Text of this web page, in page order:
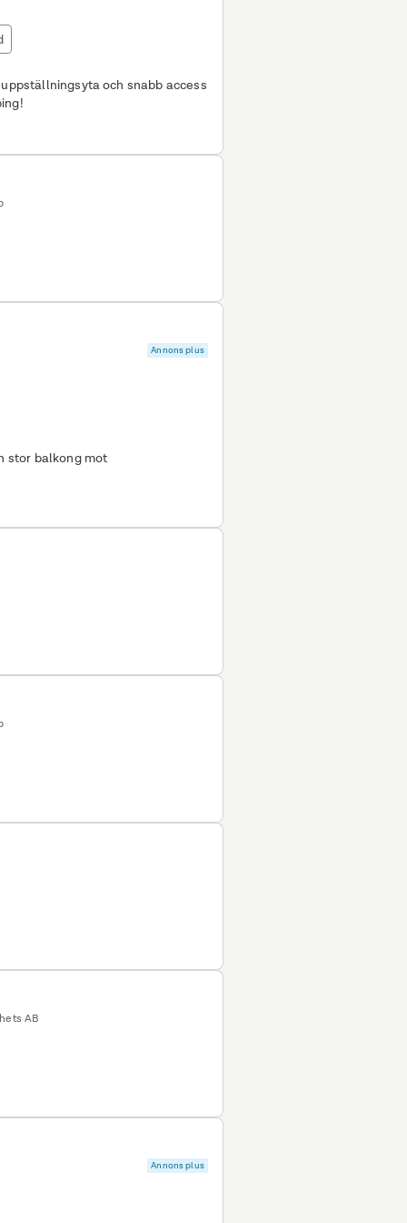
och snabb access
Annons plus
stor balkong mot
AB
Annons plus